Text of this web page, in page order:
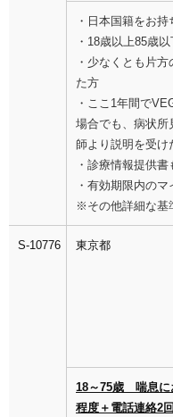
・日本国籍をお
・18歳以上85歳
・少なくとも片
た方
・ここ1年間で
場合でも、病状所
師より説明を受け
・診療情報提供
・有効期限内の
※その他詳細な基
S-10776 東京都
18～75歳 喘息に
程度＋電話連絡2回